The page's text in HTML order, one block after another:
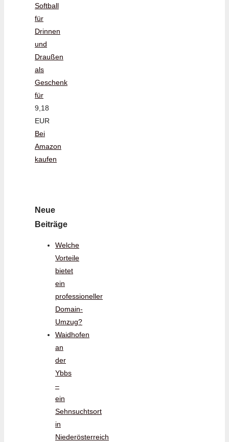
Softball
für
Drinnen
und
Draußen
als
Geschenk
für
9,18
EUR
Bei
Amazon
kaufen
Neue
Beiträge
Welche
Vorteile
bietet
ein
professioneller
Domain-
Umzug?
Waidhofen
an
der
Ybbs
–
ein
Sehnsuchtsort
in
Niederösterreich